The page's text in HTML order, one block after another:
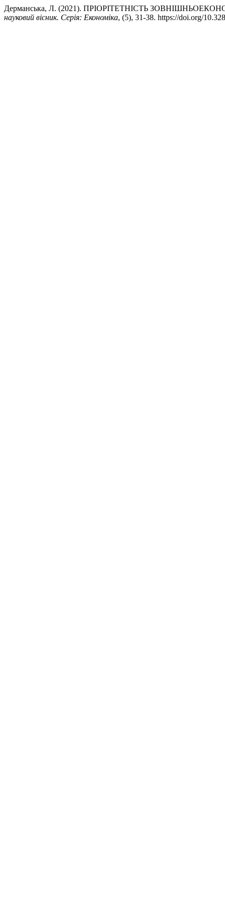
Дерманська, Л. (2021). ПРІОРІТЕТНІСТЬ
науковий вісник. Серія: Економіка, (5), 31-38. https://doi.org/